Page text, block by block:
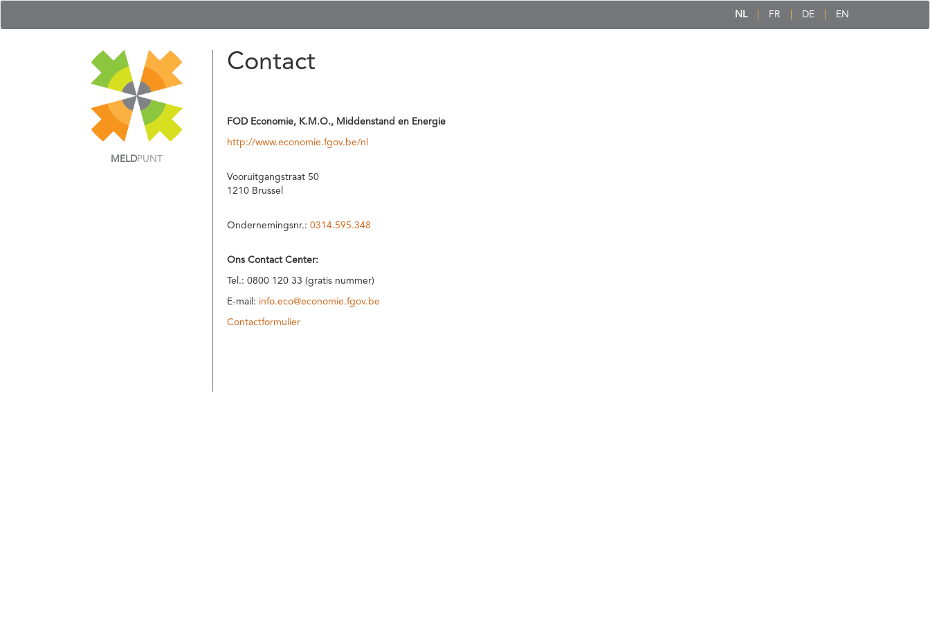
NL FR DE EN
MELDPUNT
Contact
FOD Economie, K.M.O., Middenstand en Energie
http://www.economie.fgov.be/nl
Vooruitgangstraat 50
1210 Brussel
Ondernemingsnr.: 0314.595.348
Ons Contact Center:
Tel.: 0800 120 33 (gratis nummer)
E-mail: info.eco@economie.fgov.be
Contactformulier